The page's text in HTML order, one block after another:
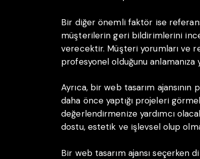
Bir diğer önemli faktör ise
müşterilerin geri bildirimlerini
verecektir. Müşteri yorumları ve
profesyonel olduğunu anlamanıza
Ayrıca, bir web tasarım
daha önce yaptığı projeleri
değerlendirmenize yardımcı
dostu, estetik ve işlevsel olup
Bir web tasarım ajansı